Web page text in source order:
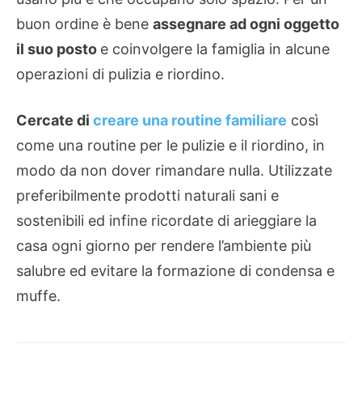
buon ordine è bene assegnare ad ogni oggetto
il suo posto e coinvolgere la famiglia in alcune
operazioni di pulizia e riordino.
Cercate di creare una routine familiare così
come una routine per le pulizie e il riordino, in
modo da non dover rimandare nulla. Utilizzate
preferibilmente prodotti naturali sani e
sostenibili ed infine ricordate di arieggiare la
casa ogni giorno per rendere l’ambiente più
salubre ed evitare la formazione di condensa e
muffe.